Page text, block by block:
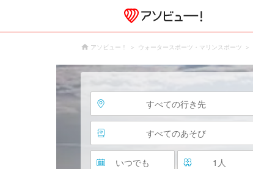
アソビュー！ ウォータースポーツ・マリンスポーツ
すべての行き先
すべてのあそび
いつでも 1 人